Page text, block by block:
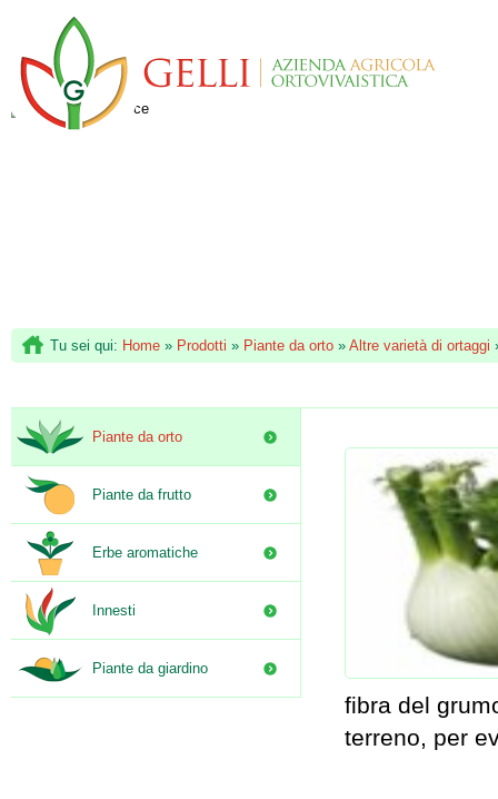
Tu sei qui: Home » Prodotti » Piante da orto » Altre varietà di ortaggi
fibra del
terreno, per
Piante da orto
Piante da frutto
Erbe aromatiche
Innesti
Piante da giardino